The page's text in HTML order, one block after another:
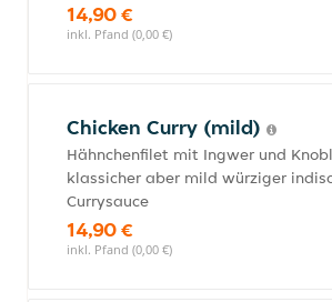
14,90 €
inkl. Pfand (0,00 €)
Chicken Curry (mild)
Hähnchenfilet mit Ingwer und
klassicher aber mild würziger
Currysauce
14,90 €
inkl. Pfand (0,00 €)